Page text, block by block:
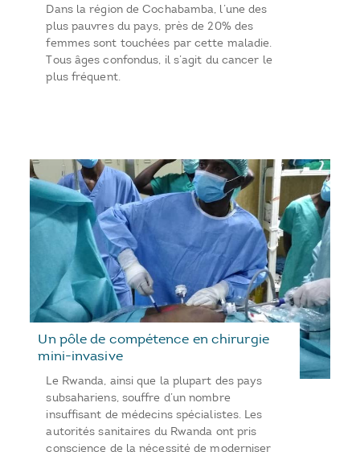
Dans la région de Cochabamba, l’une des
plus pauvres du pays, près de 20% des
femmes sont touchées par cette maladie.
Tous âges confondus, il s’agit du cancer le
plus fréquent.
Un pôle de compétence en chirurgie
mini-invasive
Le Rwanda, ainsi que la plupart des pays
subsahariens, souffre d’un nombre
insuffisant de médecins spécialistes. Les
autorités sanitaires du Rwanda ont pris
conscience de la nécessité de moderniser